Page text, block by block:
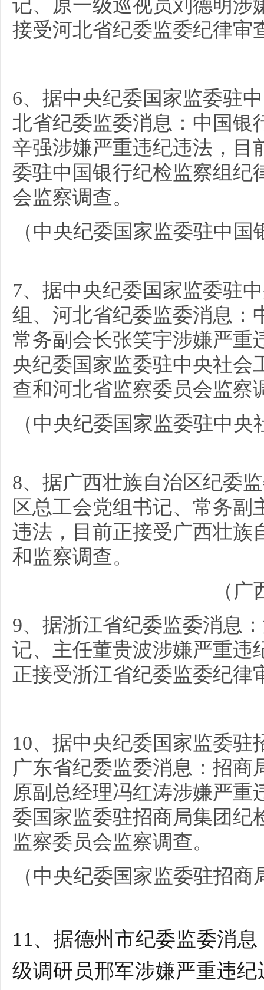
记、原一级巡视员刘德明涉
接受河北省纪委监委纪律审
6、据中央纪委国家监委驻
北省纪委监委消息：中国银
辛强涉嫌严重违纪违法，目
委驻中国银行纪检监察组纪
会监察调查。
（中央纪委国家监委驻中
7、据中央纪委国家监委驻
组、河北省纪委监委消息：
常务副会长张笑宇涉嫌严重
央纪委国家监委驻中央社会
查和河北省监察委员会监察
（中央纪委国家监委驻中
8、据广西壮族自治区纪委
区总工会党组书记、常务
违法，目前正接受广西壮族
和监察调查。
（
9、据浙江省纪委监委消息
记、主任董贵波涉嫌严重违
正接受浙江省纪委监委纪律
10、据中央纪委国家监委驻
广东省纪委监委消息：招商
原副总经理冯红涛涉嫌严重
委国家监委驻招商局集团纪
监察委员会监察调查。
（中央纪委国家监委驻招
11、据德州市纪委监委消
级调研员邢军涉嫌严重违